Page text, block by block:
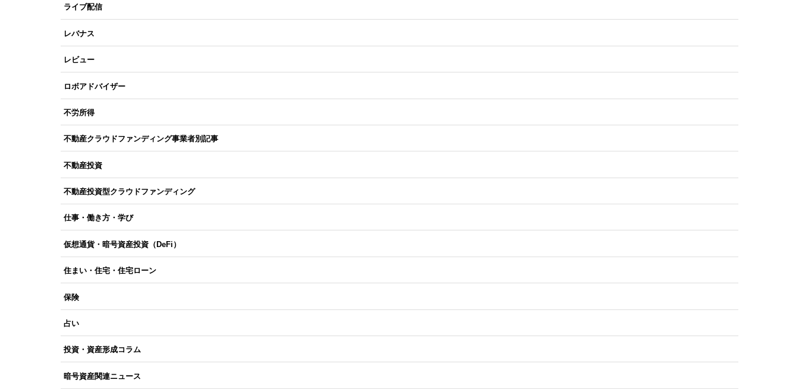
ライブ配信
レバナス
レビュー
ロボアドバイザー
不労所得
不動産クラウドファンディング事業者別記事
不動産投資
不動産投資型クラウドファンディング
仕事・働き方・学び
仮想通貨・暗号資産投資（DeFi）
住まい・住宅・住宅ローン
保険
占い
投資・資産形成コラム
暗号資産関連ニュース